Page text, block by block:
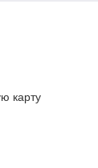
карту